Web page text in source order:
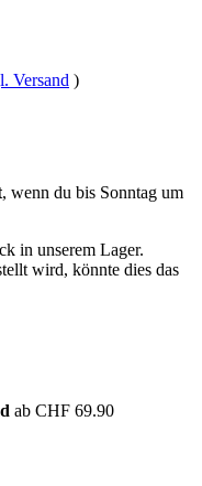
Versand )
, wenn du bis Sonntag um
in unserem Lager.
wird, könnte dies das
ab CHF 69.90